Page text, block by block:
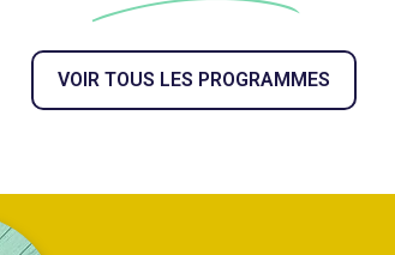
VOIR TOUS LES PROGRAMMES